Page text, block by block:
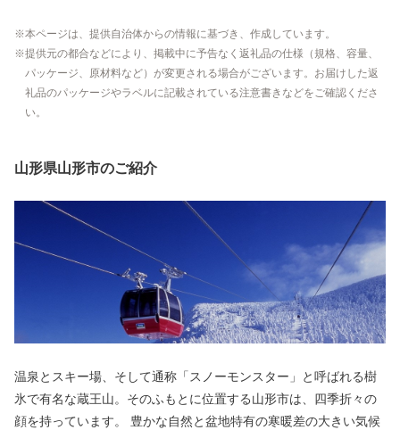
本ページは、提供自治体からの情報に基づき、作成しています。
提供元の都合などにより、掲載中に予告なく返礼品の仕様（規格、容量、
パッケージ、原材料など）が変更される場合がございます。お届けした返
礼品のパッケージやラベルに記載されている注意書きなどをご確認くださ
い。
山形県山形市のご紹介
温泉とスキー場、そして通称「スノーモンスター」と呼ばれる樹
氷で有名な蔵王山。そのふもとに位置する山形市は、四季折々の
顔を持っています。 豊かな自然と盆地特有の寒暖差の大きい気候